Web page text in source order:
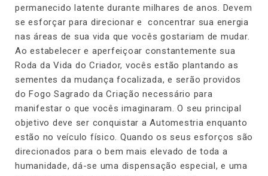
permanecido latente durante milhares de anos. Devem
se esforçar para direcionar e concentrar sua energia
nas áreas de sua vida que vocês gostariam de mudar.
Ao estabelecer e aperfeiçoar constantemente sua
Roda da Vida do Criador, vocês estão plantando as
sementes da mudança focalizada, e serão providos
do Fogo Sagrado da Criação necessário para
manifestar o que vocês imaginaram. O seu principal
objetivo deve ser conquistar a Automestria enquanto
estão no veículo físico. Quando os seus esforços são
direcionados para o bem mais elevado de toda a
humanidade, dá-se uma dispensação especial, e uma